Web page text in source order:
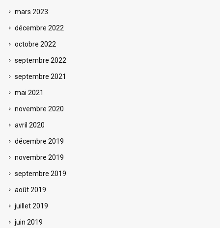
mars 2023
décembre 2022
octobre 2022
septembre 2022
septembre 2021
mai 2021
novembre 2020
avril 2020
décembre 2019
novembre 2019
septembre 2019
août 2019
juillet 2019
juin 2019